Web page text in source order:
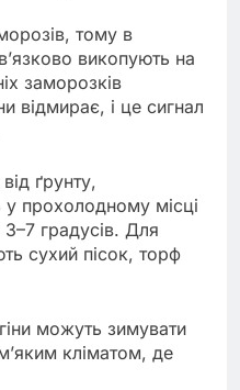
тому в
викопують на
заморозків
відмирає, і це сигнал
ґрунту,
у прохолодному місці
градусів. Для
сухий пісок, торф
можуть зимувати
кліматом, де